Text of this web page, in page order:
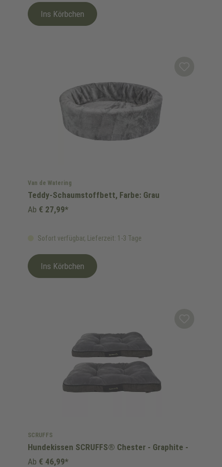
Ins Körbchen
Van de Watering
Teddy-Schaumstoffbett, Farbe: Grau
Sofort verfügbar, Lieferzeit: 1-3 Tage
Ab € 27,99*
Ins Körbchen
SCRUFFS
Hundekissen SCRUFFS® Chester - Graphite -
Ab € 46,99*